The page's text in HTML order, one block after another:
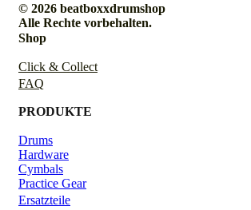
© 2026 beatboxxdrumshop
Alle Rechte vorbehalten.
Shop
Click & Collect
FAQ
PRODUKTE
Drums
Hardware
Cymbals
Practice Gear
Ersatzteile